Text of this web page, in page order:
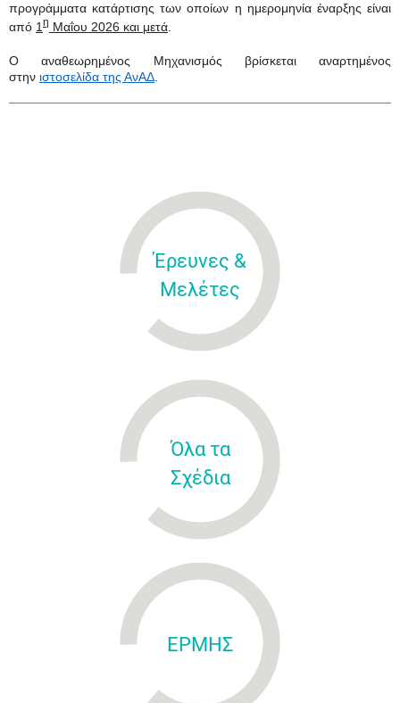
προγράμματα κατάρτισης των οποίων η ημερομηνία έναρξης είναι
από 1 η Μαΐου 2026 και μετά
Ο αναθεωρημένος Μηχανισμός βρίσκεται αναρτημένος
στην ιστοσελίδα της ΑνΑΔ
Έρευνες &
Μελέτες
Όλα τα
Σχέδια
ΕΡΜΗΣ